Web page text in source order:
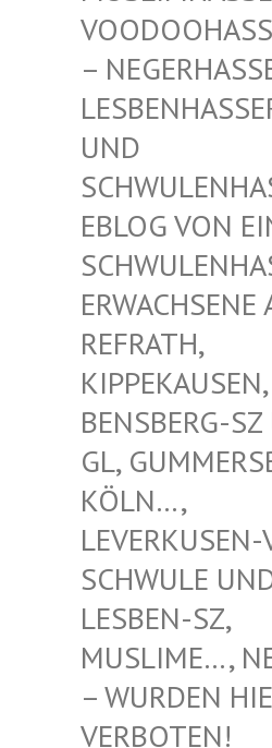
EGERHASSER
BENHASSER-
SCH
OG VON
WULENHASSE!
ACHSENE AUS
RATH, KIP
PEKAUSEN, BEN
SBERG-SZ
N…, LEV
ERKUSEN-
WULE UND
BEN-SZ, MUS
LIME…,
URDEN HIER
BOTEN! INF